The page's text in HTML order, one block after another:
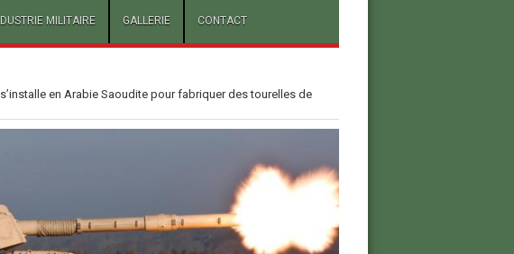
MILITAIRE GALLERIE CONTACT
en Arabie Saoudite pour fabriquer des tourelles de